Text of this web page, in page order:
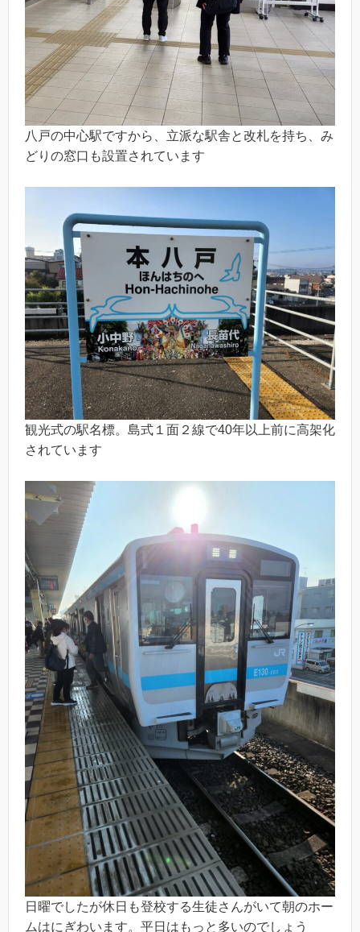
八戸の中心駅ですから、立派な駅舎と改札を持ち、み
どりの窓口も設置されています
観光式の駅名標。島式１面２線で40年以上前に高架化
されています
日曜でしたが休日も登校する生徒さんがいて朝のホー
ムはにぎわいます。平日はもっと多いのでしょう